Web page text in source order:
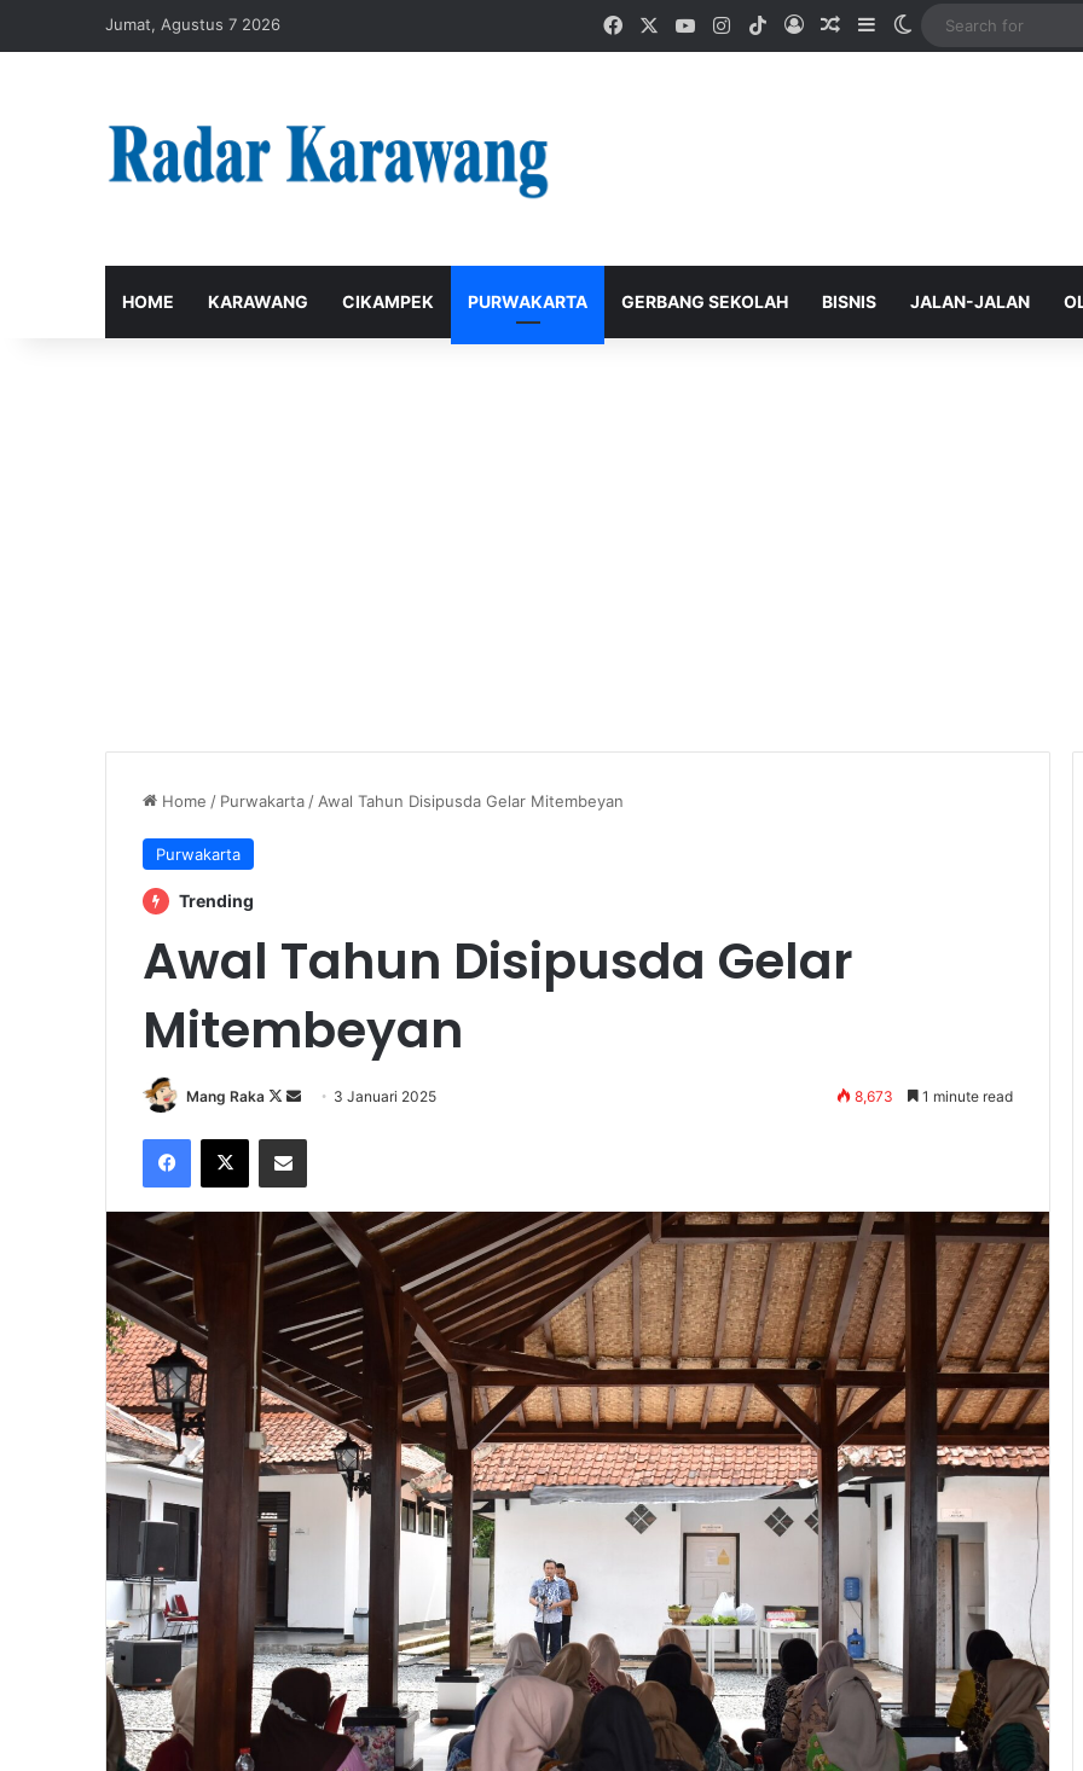
Jumat, Agustus 7 2026 FacebookYouTubeInstagram
TikTokLog InRandom Article
SidebarSwitch skin
HOME KARAWANG CIKAMPEK PURWAKARTA GERBANG SEKOLAH BISNIS JALAN-JALAN
Home / Purwakarta / Awal Tahun Disipusda Gelar Mitembeyan
Purwakarta
Trending
Awal Tahun Disipusda Gelar
Mitembeyan
Mang Raka
Follow
X
Send 3 Januari 2025 8,673 1 minute read
Facebook
X Share via Email